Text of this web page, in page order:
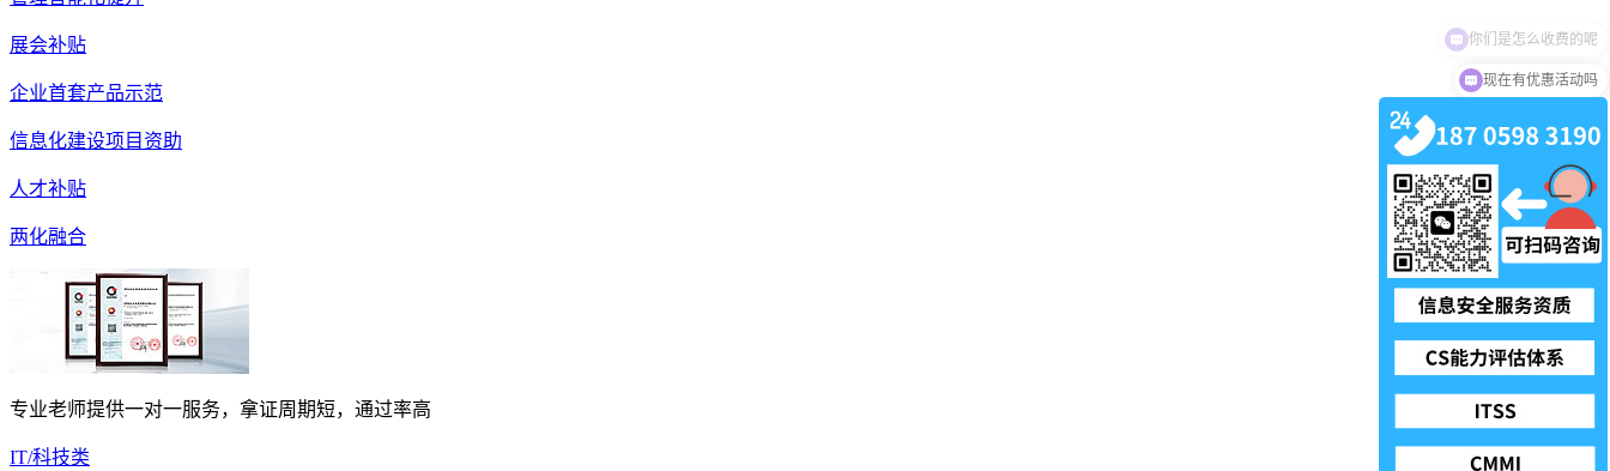
展会补贴
企业首套产品示范
信息化建设项目资助
人才补贴
两化融合
专业老师提供一对一服务，拿证周期短，通过率高
IT/科技类
现在有优惠活动吗